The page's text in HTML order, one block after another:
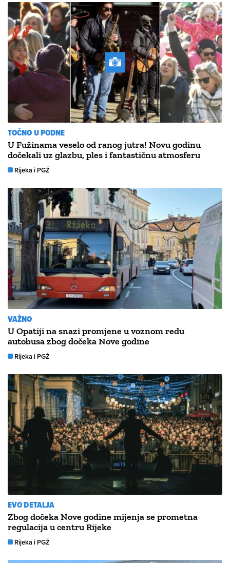
TOČNO U PODNE
U Fužinama veselo od ranog jutra! Novu godinu
dočekali uz glazbu, ples i fantastičnu atmosferu
Rijeka i PGŽ
VAŽNO
U Opatiji na snazi promjene u voznom redu
autobusa zbog dočeka Nove godine
Rijeka i PGŽ
EVO DETALJA
Zbog dočeka Nove godine mijenja se prometna
regulacija u centru Rijeke
Rijeka i PGŽ